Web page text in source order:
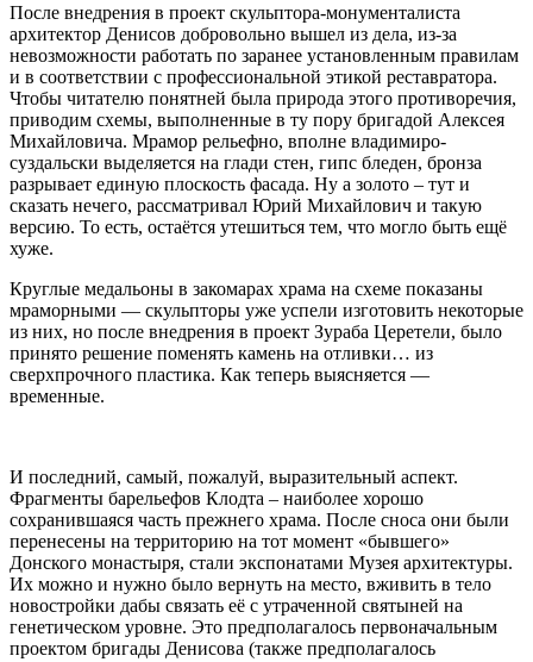
После внедрения в проект скульптора-монументалиста
архитектор Денисов добровольно вышел из дела, из-за
невозможности работать по заранее установленным правилам
и в соответствии с профессиональной этикой реставратора.
Чтобы читателю понятней была природа этого противоречия,
приводим схемы, выполненные в ту пору бригадой Алексея
Михайловича. Мрамор рельефно, вполне владимиро-
суздальски выделяется на глади стен, гипс бледен, бронза
разрывает единую плоскость фасада. Ну а золото – тут и
сказать нечего, рассматривал Юрий Михайлович и такую
версию. То есть, остаётся утешиться тем, что могло быть ещё
хуже.
Круглые медальоны в закомарах храма на схеме показаны
мраморными — скульпторы уже успели изготовить некоторые
из них, но после внедрения в проект Зураба Церетели, было
принято решение поменять камень на отливки… из
сверхпрочного пластика. Как теперь выясняется —
временные.
И последний, самый, пожалуй, выразительный аспект.
Фрагменты барельефов Клодта – наиболее хорошо
сохранившаяся часть прежнего храма. После сноса они были
перенесены на территорию на тот момент «бывшего»
Донского монастыря, стали экспонатами Музея архитектуры.
Их можно и нужно было вернуть на место, вживить в тело
новостройки дабы связать её с утраченной святыней на
генетическом уровне. Это предполагалось первоначальным
проектом бригады Денисова (также предполагалось